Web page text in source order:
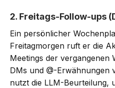
2. Freitags-Follow-ups
Ein persönlicher
Freitagmorgen ruft er die
Meetings der vergangenen
DMs und @-Erwähnungen
nutzt die LLM-Beurteilung,